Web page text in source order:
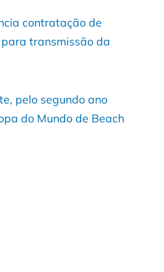
contratação de
transmissão da
pelo segundo ano
do Mundo de Beach